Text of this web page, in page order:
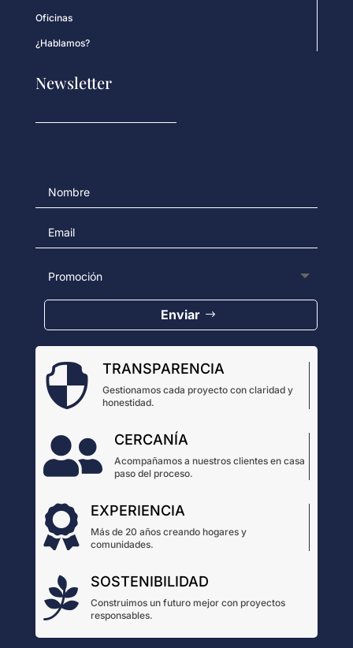
Oficinas
¿Hablamos?
Newsletter
Enviar
 TRANSPARENCIA
Gestionamos cada proyecto con claridad y
honestidad.
 CERCANÍA
Acompañamos a nuestros clientes en casa
paso del proceso.
 EXPERIENCIA
Más de 20 años creando hogares y
comunidades.
 SOSTENIBILIDAD
Construimos un futuro mejor con proyectos
responsables.